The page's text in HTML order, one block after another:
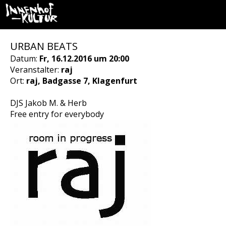
URBAN BEATS
Datum: Fr, 16.12.2016 um 20:00
Veranstalter: raj
Ort: raj, Badgasse 7, Klagenfurt
DJS Jakob M. & Herb
Free entry for everybody